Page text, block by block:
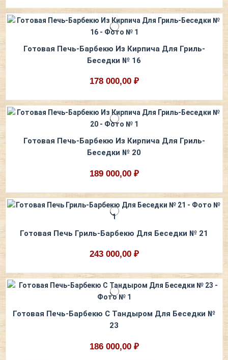
Готовая Печь-Барбекю Из Кирпича Для Гриль-
Беседки № 16
178 000,00 ₽
Готовая Печь-Барбекю Из Кирпича Для Гриль-
Беседки № 20
189 000,00 ₽
Готовая Печь Гриль-Барбекю Для Беседки № 21
243 000,00 ₽
Готовая Печь-Барбекю С Тандыром Для Беседки №
23
186 000,00 ₽